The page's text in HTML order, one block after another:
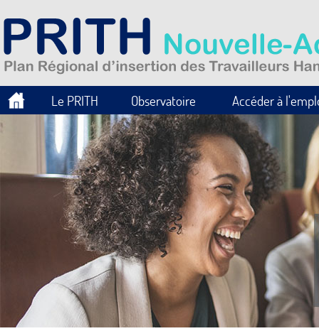
Le PRITH Observatoire Accéder à